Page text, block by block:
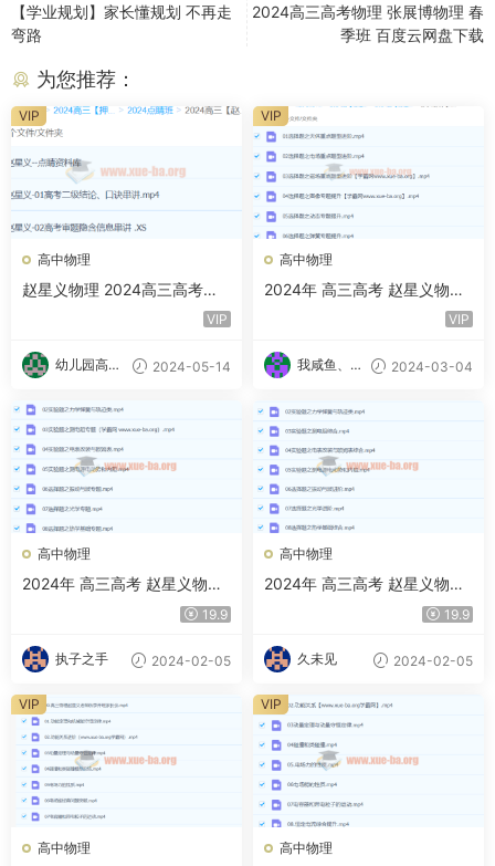
【学业规划】家长懂规划 不再走
弯路
2024高三高考物理 张展博物理 春
季班 百度云网盘下载
为您推荐：
高中物理
赵星义物理 2024高三高考物
VIP
幼儿园高材
2024-05-14
VIP
高中物理
2024年 高三高考 赵星义物理
VIP
我咸鱼、我
2024-03-04
VIP
高中物理
2024年 高三高考 赵星义物理
A+寒假班 百度云网盘下载19.9
执子之手 2024-02-05
高中物理
2024年 高三高考 赵星义物理
S寒假班 百度云网盘下载
19.9
久未见 2024-02-05
高中物理
VIP
高中物理
VIP